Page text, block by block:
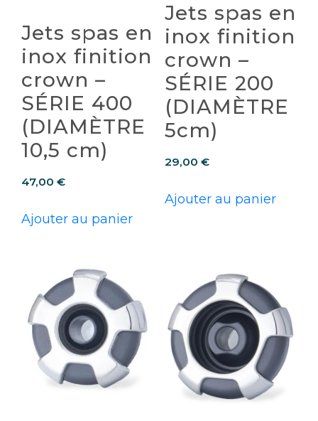
Jets spas en
inox finition
crown –
SÉRIE 400
(DIAMÈTRE
10,5 cm)
47,00 €
Ajouter au panier
Jets spas en
inox finition
crown –
SÉRIE 200
(DIAMÈTRE
5cm)
29,00 €
Ajouter au panier